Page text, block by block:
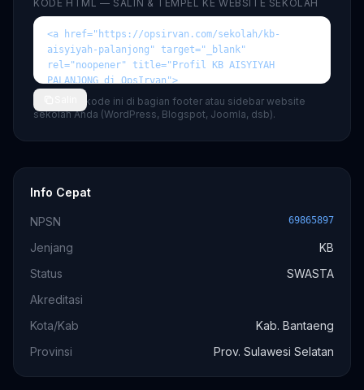
KODE HTML — SALIN & TEMPEL KE WEBSITE SEKOLAH
💡 Tempel kode ini di bagian footer atau sidebar website
sekolah Anda (WordPress, Blogspot, Joomla, dsb).
Info Cepat
NPSN 69865897
Jenjang
KB
Status
SWASTA
Akreditasi
Kota/Kab
Kab. Bantaeng
Provinsi
Prov. Sulawesi Selatan